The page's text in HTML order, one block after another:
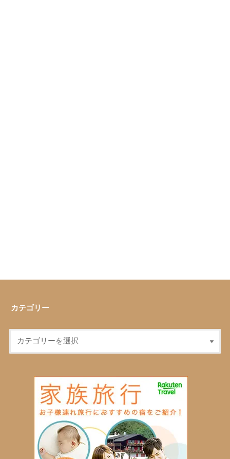
カテゴリー